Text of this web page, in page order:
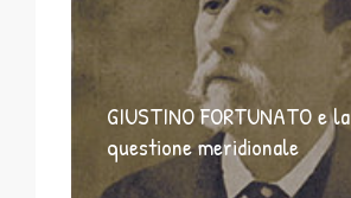
GIUSTINO FORTUNATO e la
questione meridionale